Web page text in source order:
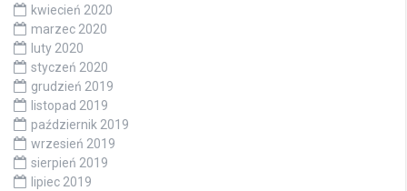
kwiecień 2020
marzec 2020
luty 2020
styczeń 2020
grudzień 2019
listopad 2019
październik 2019
wrzesień 2019
sierpień 2019
lipiec 2019